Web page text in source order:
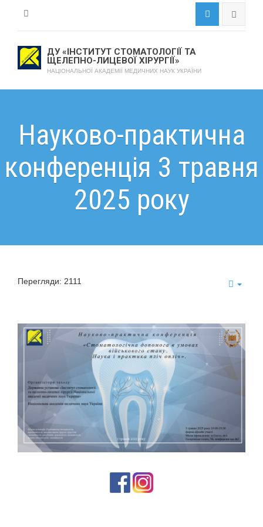
ДУ «ІНСТИТУТ СТОМАТОЛОГІЇ ТА
ЩЕЛЕПНО-ЛИЦЕВОЇ ХІРУРГІЇ»
НАЦІОНАЛЬНОЇ АКАДЕМІЇ МЕДИЧНИХ НАУК УКРАЇНИ
Науково-практична
конференція 3 травня
2025 року
Перегляди: 2111